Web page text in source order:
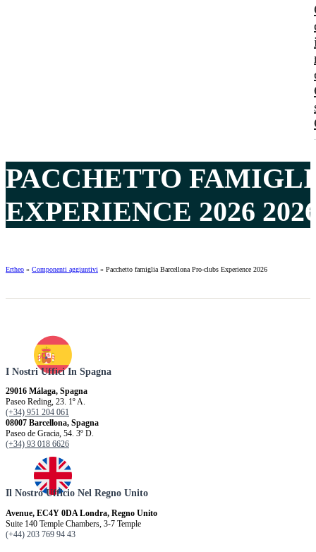
PACCHETTO
EXPERIENCE 2026
Ertheo » Componenti aggiuntivi » Pacchetto famiglia Barcellona Pro-clubs Experience 2026
I Nostri Uffici In Spagna
29016 Málaga, Spagna
Paseo Reding, 23. 1º A.
(+34) 951 204 061
08007 Barcellona, ​​Spagna
Paseo de Gracia, 54. 3º D.
(+34) 93 018 6626
Il Nostro Ufficio Nel Regno Unito
Avenue, EC4Y 0DA Londra, Regno Unito
Suite 140 Temple Chambers, 3-7 Temple
(+44) 203 769 94 43